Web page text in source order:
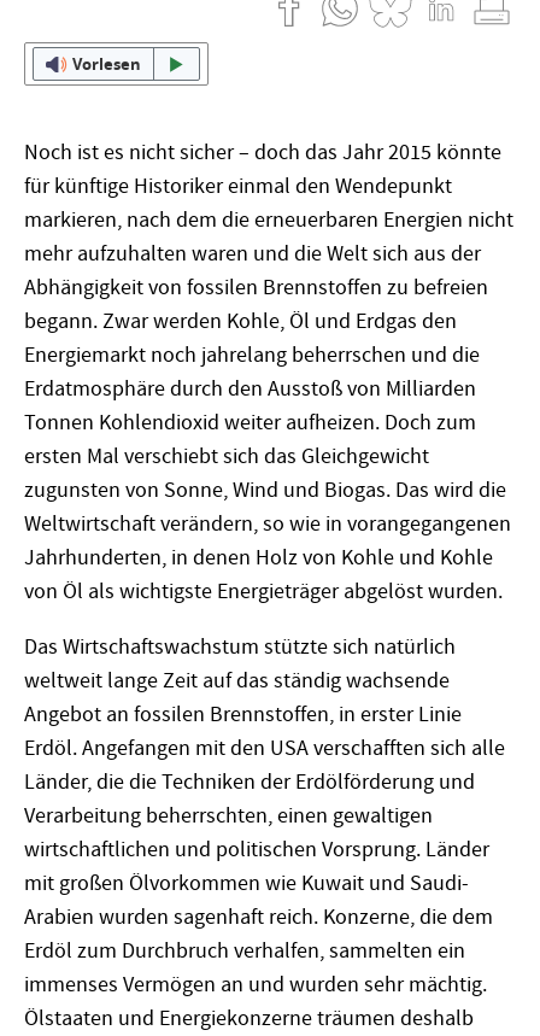
Vorlesen
Noch ist es nicht sicher – doch das Jahr 2015 könnte
für künftige Historiker einmal den Wendepunkt
markieren, nach dem die erneuerbaren Energien nicht
mehr aufzuhalten waren und die Welt sich aus der
Abhängigkeit von fossilen Brennstoffen zu befreien
begann. Zwar werden Kohle, Öl und Erdgas den
Energiemarkt noch jahrelang beherrschen und die
Erdatmosphäre durch den Ausstoß von Milliarden
Tonnen Kohlendioxid weiter aufheizen. Doch zum
ersten Mal verschiebt sich das Gleichgewicht
zugunsten von Sonne, Wind und Biogas. Das wird die
Weltwirtschaft verändern, so wie in vorangegangenen
Jahrhunderten, in denen Holz von Kohle und Kohle
von Öl als wichtigste Energieträger abgelöst wurden.
Das Wirtschaftswachstum stützte sich natürlich
weltweit lange Zeit auf das ständig wachsende
Angebot an fossilen Brennstoffen, in erster Linie
Erdöl. Angefangen mit den USA verschafften sich alle
Länder, die die Techniken der Erdölförderung und
Verarbeitung beherrschten, einen gewaltigen
wirtschaftlichen und politischen Vorsprung. Länder
mit großen Ölvorkommen wie Kuwait und Saudi-
Arabien wurden sagenhaft reich. Konzerne, die dem
Erdöl zum Durchbruch verhalfen, sammelten ein
immenses Vermögen an und wurden sehr mächtig.
Ölstaaten und Energiekonzerne träumen deshalb